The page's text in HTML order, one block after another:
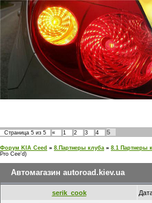
Страница 5 из 5 « 1 2 3 4 5
Форум KIA Ceed » 8.Партнеры клуба » 8.1 Партнеры
Pro Cee'd)
Автомагазин autoroad.kiev.ua
serik_cook